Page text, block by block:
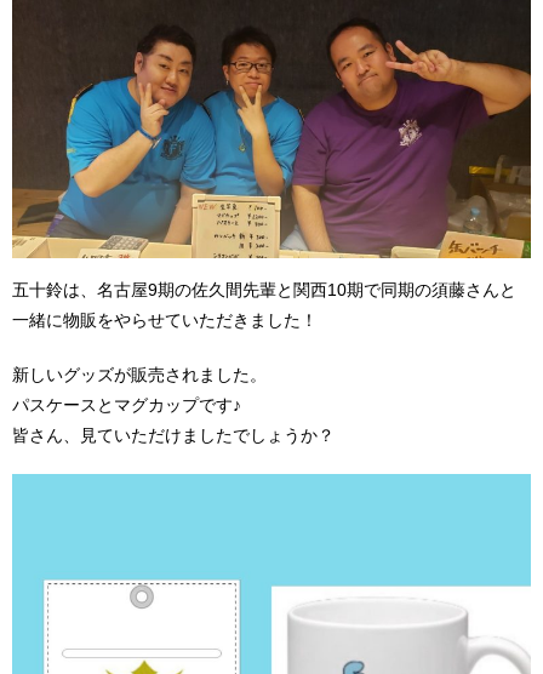
五十鈴は、名古屋9期の佐久間先輩と関西10期で同期の須藤さんと
一緒に物販をやらせていただきました！
新しいグッズが販売されました。
パスケースとマグカップです♪
皆さん、見ていただけましたでしょうか？